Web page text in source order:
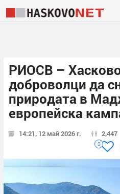
РИОСВ –
доброволци да
природата в
европейска
14:21, 12 май 2026 г. 2,447
0